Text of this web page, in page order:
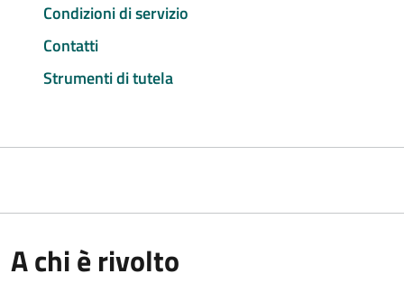
Condizioni di servizio
Contatti
Strumenti di tutela
A chi è rivolto